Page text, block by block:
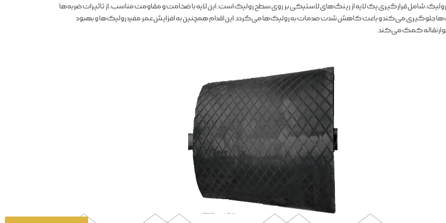
شامل قرارگیری یک لایه از رینگ‌های لاستیکی بر روی سطح رولیک است. این لایه با ضخامت و مقاومت مناسب، از تاثیرات ضربه‌ها
جلوگیری می‌کند و باعث کاهش شدت صدمات به رولیک‌ها می‌گردد. این اقدام همچنین به افزایش عمر مفید رولیک‌ها و بهبود
کمک می‌کند.